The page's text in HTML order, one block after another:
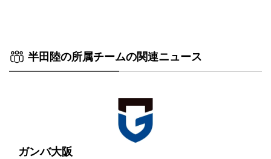
半田陸の所属チームの関連ニュース
ガンバ大阪